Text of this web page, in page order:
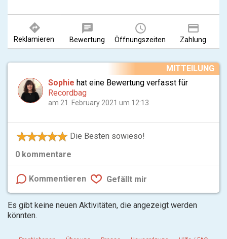
directions
Reklamieren
chat
Bewertung
query_builder
Öffnungszeiten
payment
Zahlung
MITTEILUNG
Sophie hat eine Bewertung verfasst für
Recordbag
am 21. February 2021 um 12:13
Die Besten sowieso!
0 kommentare
Kommentieren Gefällt mir
Es gibt keine neuen Aktivitäten, die angezeigt werden
könnten.